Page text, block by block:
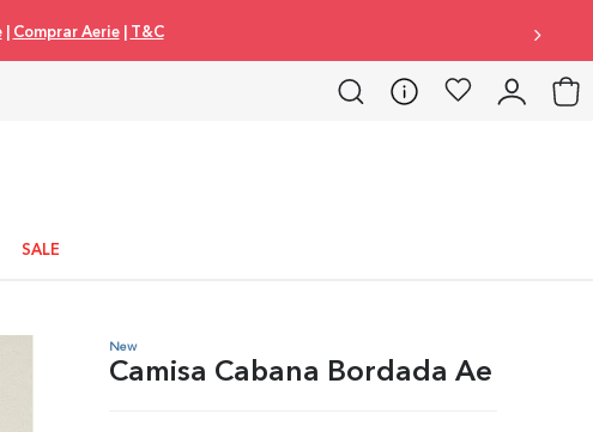
| Comprar Aerie| T&C
SALE
New
Camisa Cabana Bordada Ae